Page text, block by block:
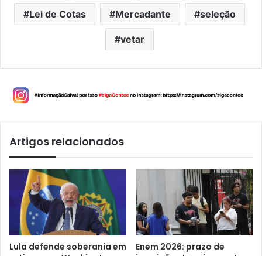
Lei de Cotas Mercadante seleção
vetar
Artigos relacionados
Lula defende soberania em
Enem 2026: prazo de